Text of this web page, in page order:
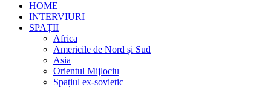
HOME
INTERVIURI
SPAȚII
Africa
Americile de Nord și Sud
Asia
Orientul Mijlociu
Spațiul ex-sovietic